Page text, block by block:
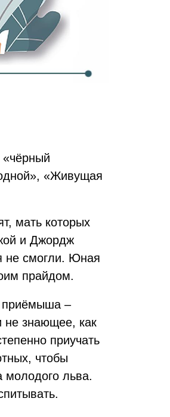
«Живущая
мать которых
и Джордж
не смогли. Юная
прайдом.
приёмыша –
не знающее, как
приучать
чтобы
молодого льва.